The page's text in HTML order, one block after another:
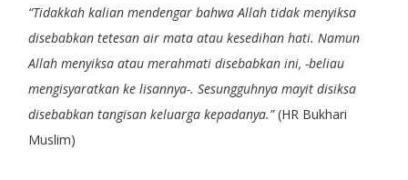
“Tidakkah kalian mendengar bahwa Allah tidak menyiksa
disebabkan tetesan air mata atau kesedihan hati. Namun
Allah menyiksa atau merahmati disebabkan ini, -beliau
mengisyaratkan ke lisannya-. Sesungguhnya mayit disiksa
disebabkan tangisan keluarga kepadanya.”(HR Bukhari
Muslim)